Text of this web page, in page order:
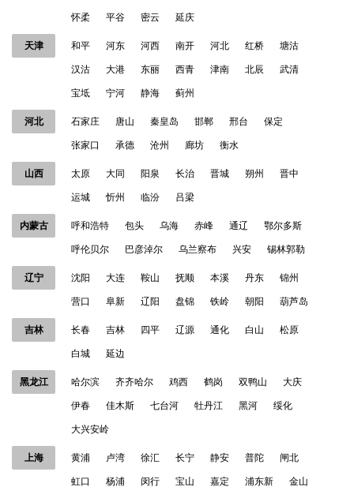
怀柔
平谷 密云 延庆
天津 和平 河东 河西 南开 河北 红桥
塘沽
汉沽
大港 东丽 西青 津南 北辰
武清
宝坻
宁河 静海 蓟州
河北 石家庄 唐山 秦皇岛 邯郸 邢台
保定
张家口
承德 沧州 廊坊 衡水
山西 太原 大同 阳泉 长治 晋城 朔州
晋中
运城
忻州 临汾 吕梁
内蒙古 呼和浩特 包头 乌海 赤峰 通辽
鄂尔多斯
呼伦贝尔
巴彦淖尔 乌兰察布 兴安 锡林郭勒
辽宁 沈阳 大连 鞍山 抚顺 本溪 丹东
锦州
营口
阜新 辽阳 盘锦 铁岭 朝阳 葫芦岛
吉林 长春 吉林 四平 辽源 通化 白山
松原
白城
延边
黑龙江 哈尔滨 齐齐哈尔 鸡西 鹤岗 双鸭山
大庆
伊春
佳木斯 七台河 牡丹江 黑河
绥化
大兴安岭
上海 黄浦 卢湾 徐汇 长宁 静安 普陀
闸北
虹口
杨浦 闵行 宝山 嘉定 浦东新
金山